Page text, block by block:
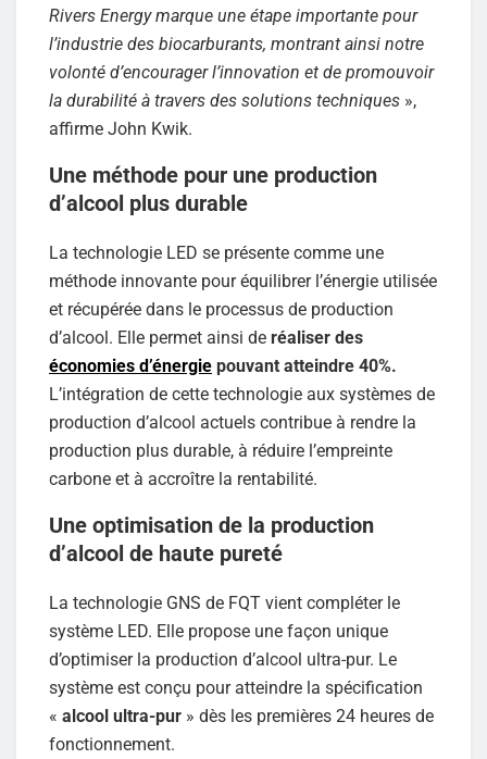
Rivers Energy marque une étape importante pour
l’industrie des biocarburants, montrant ainsi notre
volonté d’encourager l’innovation et de promouvoir
la durabilité à travers des solutions techniques »,
affirme John Kwik.
Une méthode pour une production
d’alcool plus durable
La technologie LED se présente comme une
méthode innovante pour équilibrer l’énergie utilisée
et récupérée dans le processus de production
d’alcool. Elle permet ainsi de réaliser des
économies d’énergie pouvant atteindre 40%.
L’intégration de cette technologie aux systèmes de
production d’alcool actuels contribue à rendre la
production plus durable, à réduire l’empreinte
carbone et à accroître la rentabilité.
Une optimisation de la production
d’alcool de haute pureté
La technologie GNS de FQT vient compléter le
système LED. Elle propose une façon unique
d’optimiser la production d’alcool ultra-pur. Le
système est conçu pour atteindre la spécification
« alcool ultra-pur » dès les premières 24 heures de
fonctionnement.